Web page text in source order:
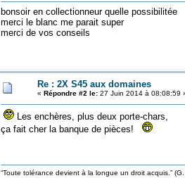
bonsoir en collectionneur quelle possibilitée
merci le blanc me parait super
merci de vos conseils
Re : 2X S45 aux domaines
« Répondre #2 le:27 Juin 2014 à 08:08:59
Les enchères, plus deux porte-chars,
ça fait cher la banque de pièces!
“Toute tolérance devient à la longue un droit acquis.”